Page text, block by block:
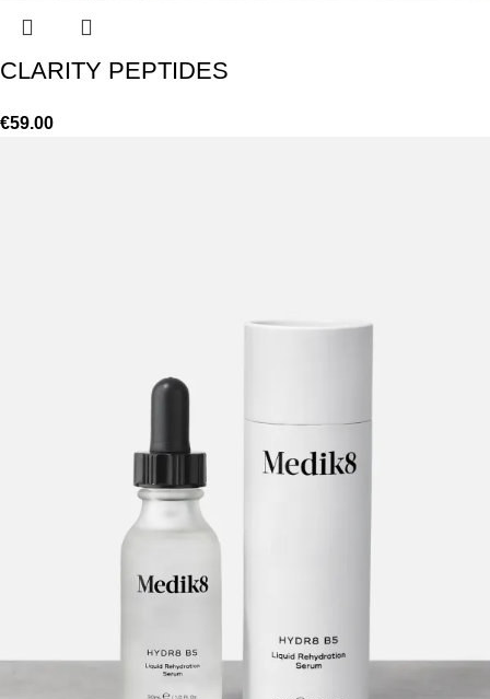
CLARITY PEPTIDES
€59.00